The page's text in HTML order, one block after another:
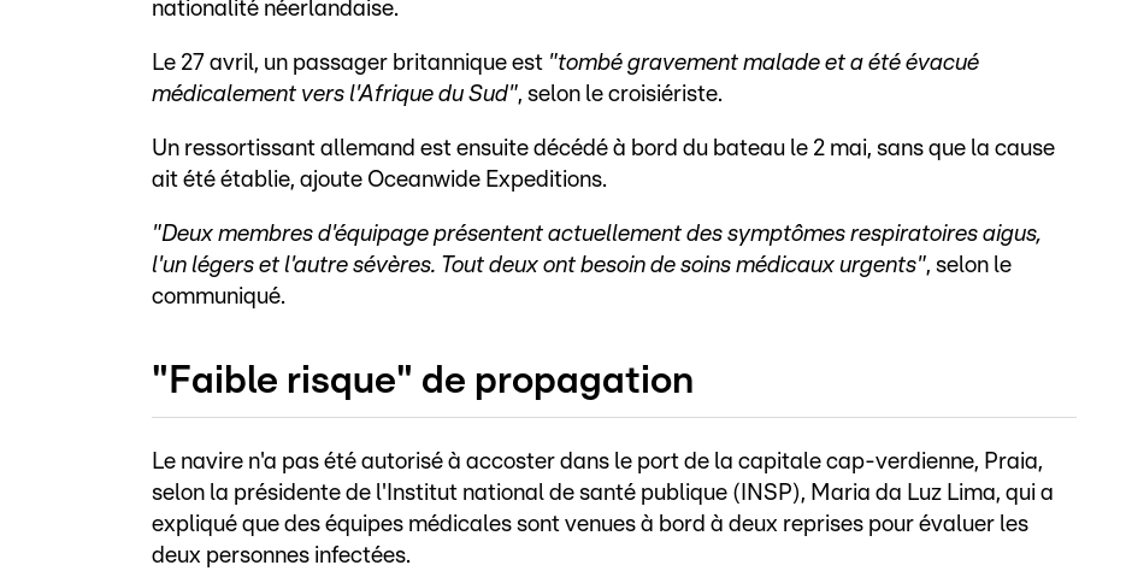
nationalité néerlandaise.
Le 27 avril, un passager britannique est "tombé gravement malade et a été évacué
médicalement vers l'Afrique du Sud", selon le croisiériste.
Un ressortissant allemand est ensuite décédé à bord du bateau le 2 mai, sans que la cause
ait été établie, ajoute Oceanwide Expeditions.
"Deux membres d'équipage présentent actuellement des symptômes respiratoires aigus,
l'un légers et l'autre sévères. Tout deux ont besoin de soins médicaux urgents", selon le
communiqué.
"Faible risque" de propagation
Le navire n'a pas été autorisé à accoster dans le port de la capitale cap-verdienne, Praia,
selon la présidente de l'Institut national de santé publique (INSP), Maria da Luz Lima, qui a
expliqué que des équipes médicales sont venues à bord à deux reprises pour évaluer les
deux personnes infectées.